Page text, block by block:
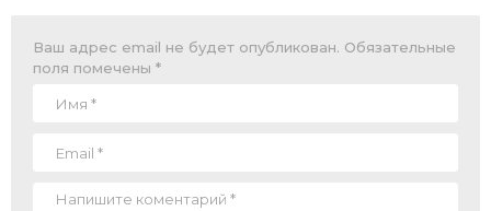
Ваш адрес email не будет опубликован. Обязательные
поля помечены *